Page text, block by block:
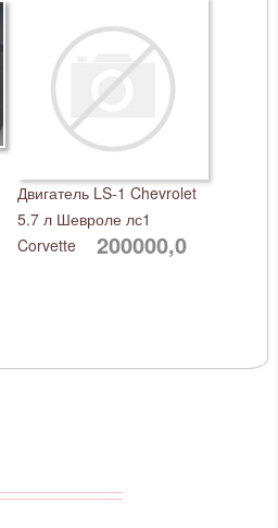
Двигатель LS-1 Chevrolet
5.7 л Шевроле лс1
Corvette
200000,0